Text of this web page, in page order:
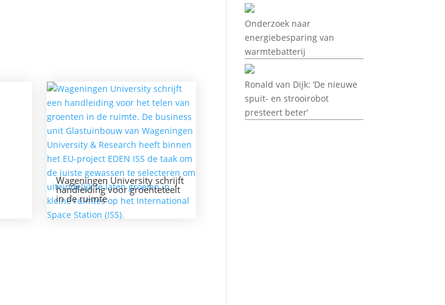
Wageningen University schrijft
handleiding voor groenteteelt
in de ruimte
Onderzoek naar
energiebesparing van
warmtebatterij
Ronald van Dijk: ‘De nieuwe
spuit- en strooirobot
presteert beter’